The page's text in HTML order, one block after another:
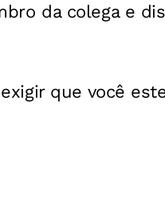
da colega e
que você